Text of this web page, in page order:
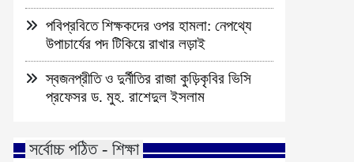
পবিপ্রবিতে শিক্ষকদের ওপর হামলা: নেপথ্যে
উপাচার্যের পদ টিকিয়ে রাখার লড়াই
স্বজনপ্রীতি ও দুর্নীতির রাজা কুড়িকৃবির ভিসি
প্রফেসর ড. মুহ. রাশেদুল ইসলাম
সর্বোচ্চ পঠিত - শিক্ষা